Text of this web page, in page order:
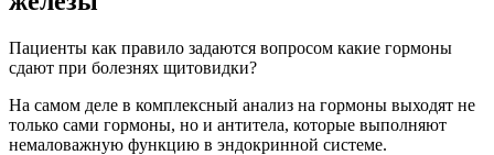
Пациенты как правило задаются вопросом какие гормоны
сдают при болезнях щитовидки?
На самом деле в комплексный анализ на гормоны выходят не
только сами гормоны, но и антитела, которые выполняют
немаловажную функцию в эндокринной системе.